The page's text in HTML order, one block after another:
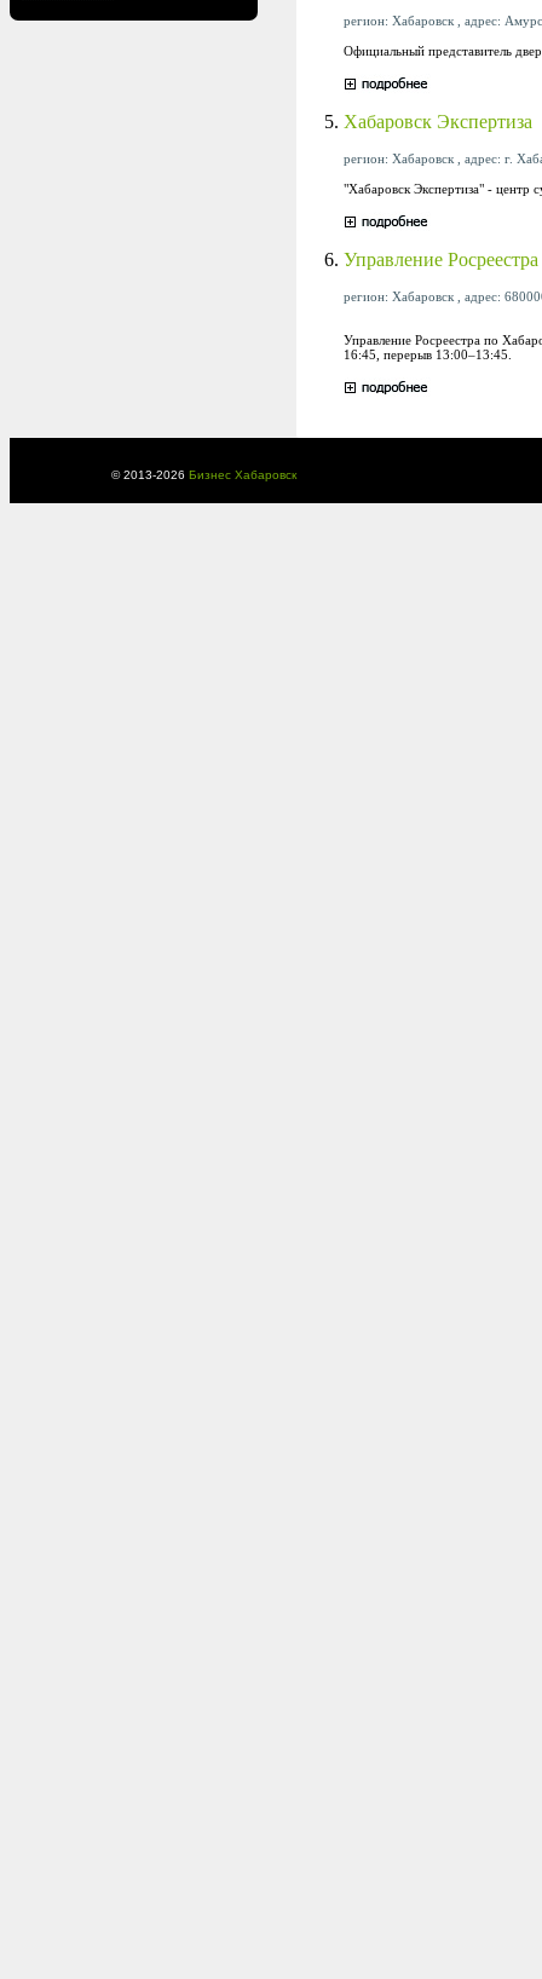
регион: Хабаровск , адрес:
Официальный
5. Хабаровск Экспертиза
регион: Хабаровск , адрес: г.
"Хабаровск Экспертиза" - центр
6. Управление
регион: Хабаровск , адрес:
Управление Росреестра по
16:45, перерыв 13:00–13:45.
© 2013-2026 Бизнес Хабаровск